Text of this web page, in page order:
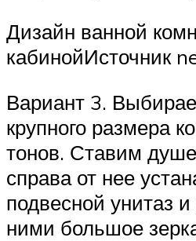
Дизайн ванной
кабинойИсточник
Вариант 3.
крупного размера
тонов. Ставим
справа от нее
подвесной унитаз
ними большое